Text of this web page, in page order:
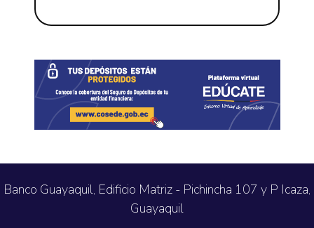
Banco Guayaquil, Edificio Matriz - Pichincha 107 y P Icaza,
Guayaquil